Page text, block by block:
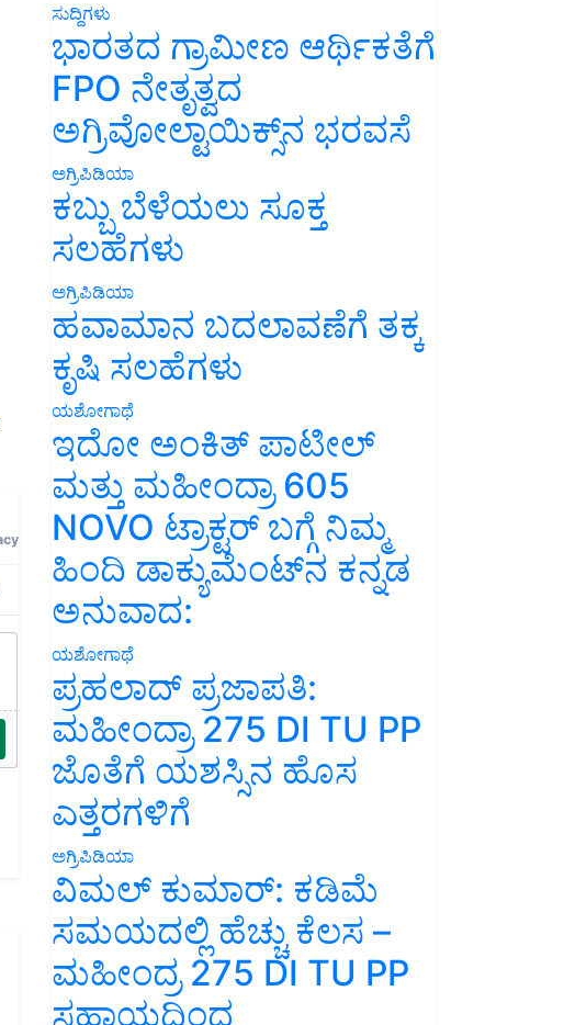
ಸುದ್ದಿಗಳು
ಭಾರತದ ಗ್ರಾಮೀಣ ಆರ್ಥಿಕತೆಗೆ
FPO ನೇತೃತ್ವದ
ಅಗ್ರಿವೋಲ್ಟಾಯಿಕ್ಸ್‌ನ ಭರವಸೆ
ಅಗ್ರಿಪಿಡಿಯಾ
ಕಬ್ಬು ಬೆಳೆಯಲು ಸೂಕ್ತ
ಸಲಹೆಗಳು
ಅಗ್ರಿಪಿಡಿಯಾ
ಹವಾಮಾನ ಬದಲಾವಣೆಗೆ ತಕ್ಕ
ಕೃಷಿ ಸಲಹೆಗಳು
ಯಶೋಗಾಥೆ
ಇದೋ ಅಂಕಿತ್ ಪಾಟೀಲ್
ಮತ್ತು ಮಹೀಂದ್ರಾ 605
NOVO ಟ್ರಾಕ್ಟರ್ ಬಗ್ಗೆ ನಿಮ್ಮ
ಹಿಂದಿ ಡಾಕ್ಯುಮೆಂಟ್‌ನ ಕನ್ನಡ
ಅನುವಾದ:
ಯಶೋಗಾಥೆ
ಪ್ರಹಲಾದ್ ಪ್ರಜಾಪತಿ:
ಮಹೀಂದ್ರಾ 275 DI TU PP
ಜೊತೆಗೆ ಯಶಸ್ಸಿನ ಹೊಸ
ಎತ್ತರಗಳಿಗೆ
ಅಗ್ರಿಪಿಡಿಯಾ
ವಿಮಲ್ ಕುಮಾರ್: ಕಡಿಮೆ
ಸಮಯದಲ್ಲಿ ಹೆಚ್ಚು ಕೆಲಸ –
ಮಹೀಂದ್ರ 275 DI TU PP
ಸಹಾಯದಿಂದ